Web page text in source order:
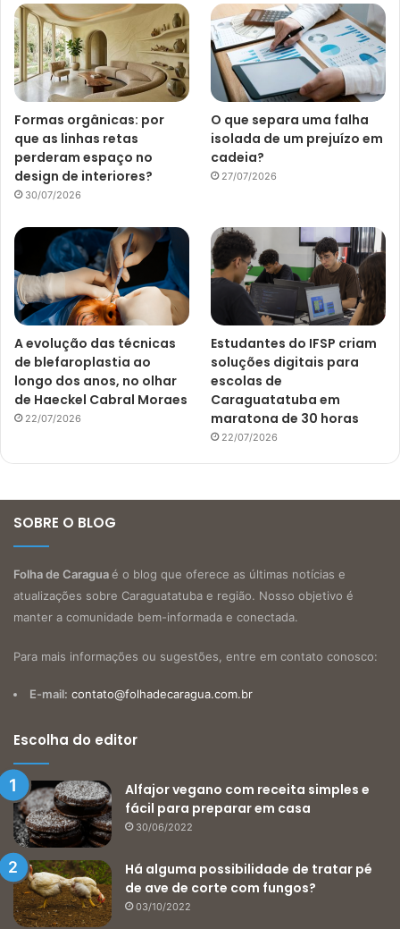
Formas orgânicas: por
que as linhas retas
perderam espaço no
design de interiores?
30/07/2026
O que separa uma falha
isolada de um prejuízo em
cadeia?
27/07/2026
A evolução das técnicas
de blefaroplastia ao
longo dos anos, no olhar
de Haeckel Cabral Moraes
22/07/2026
Estudantes do IFSP criam
soluções digitais para
escolas de
Caraguatatuba em
maratona de 30 horas
22/07/2026
SOBRE O BLOG
Folha de Caraguaé o blog que oferece as últimas notícias e
atualizações sobre Caraguatatuba e região. Nosso objetivo é
manter a comunidade bem-informada e conectada.
Para mais informações ou sugestões, entre em contato conosco:
E-mail: contato@folhadecaragua.com.br
Escolha do editor
Alfajor vegano com receita simples e
fácil para preparar em casa
30/06/2022
Há alguma possibilidade de tratar pé
de ave de corte com fungos?
03/10/2022